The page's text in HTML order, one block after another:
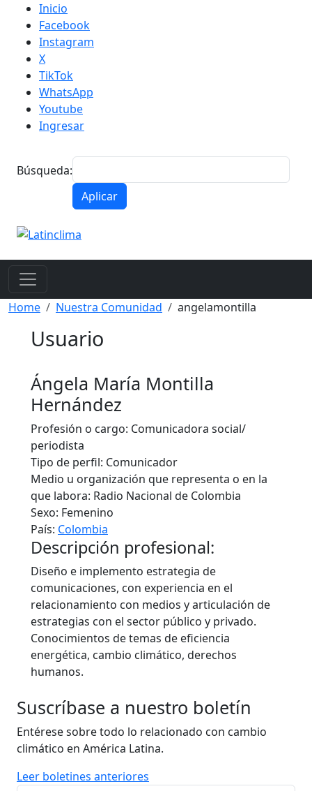
Skip to main content
Inicio
Facebook
Instagram
X
TikTok
WhatsApp
Youtube
Ingresar
Búsqueda:
Breadcrumb
Home Nuestra Comunidad angelamontilla
Usuario
Ángela María Montilla
Hernández
Profesión o cargo: Comunicadora social/
periodista
Tipo de perfil: Comunicador
Medio u organización que representa o en la
que labora: Radio Nacional de Colombia
Sexo: Femenino
País: Colombia
Descripción profesional:
Diseño e implemento estrategia de
comunicaciones, con experiencia en el
relacionamiento con medios y articulación de
estrategias con el sector público y privado.
Conocimientos de temas de eficiencia
energética, cambio climático, derechos
humanos.
Suscríbase a nuestro boletín
Entérese sobre todo lo relacionado con cambio
climático en América Latina.
Leer boletines anteriores